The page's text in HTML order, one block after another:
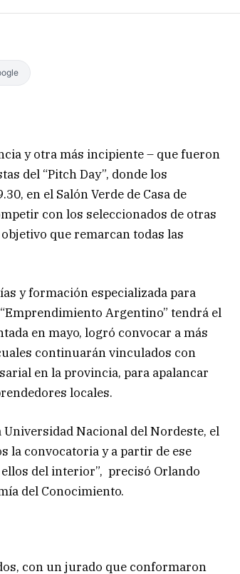
y otra más incipiente – que fueron
del “Pitch Day”, donde los
en el Salón Verde de Casa de
con los seleccionados de otras
que remarcan todas las
y formación especializada para
Argentino” tendrá el
en mayo, logró convocar a más
continuarán vinculados con
en la provincia, para apalancar
locales.
Nacional del Nordeste, el
la convocatoria y a partir de ese
del interior”, precisó Orlando
del Conocimiento.
con un jurado que conformaron